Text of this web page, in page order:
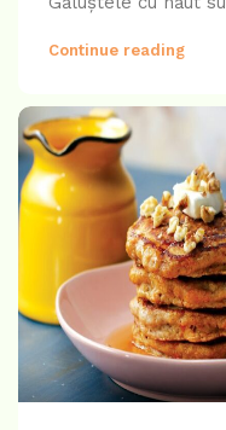
Continue reading